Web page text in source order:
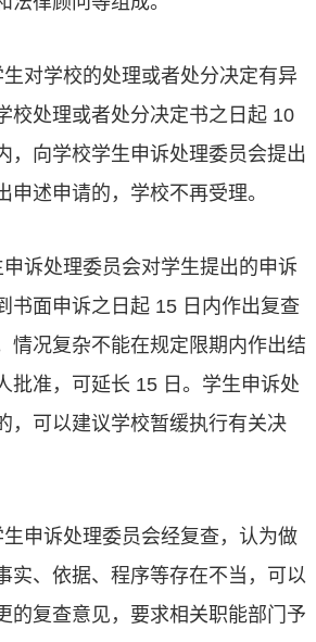
生对学校的处理或者处分决定有异
校处理或者处分决定书之日起10
，向学校学生申诉处理委员会提出
申述申请的，学校不再受理。
申诉处理委员会对学生提出的申诉
书面申诉之日起15 日内作出复查
情况复杂不能在规定限期内作出结
批准，可延长 15 日。学生申诉处
，可以建议学校暂缓执行有关决
生申诉处理委员会经复查，认为做
实、依据、程序等存在不当，可以
的复查意见，要求相关职能部门予